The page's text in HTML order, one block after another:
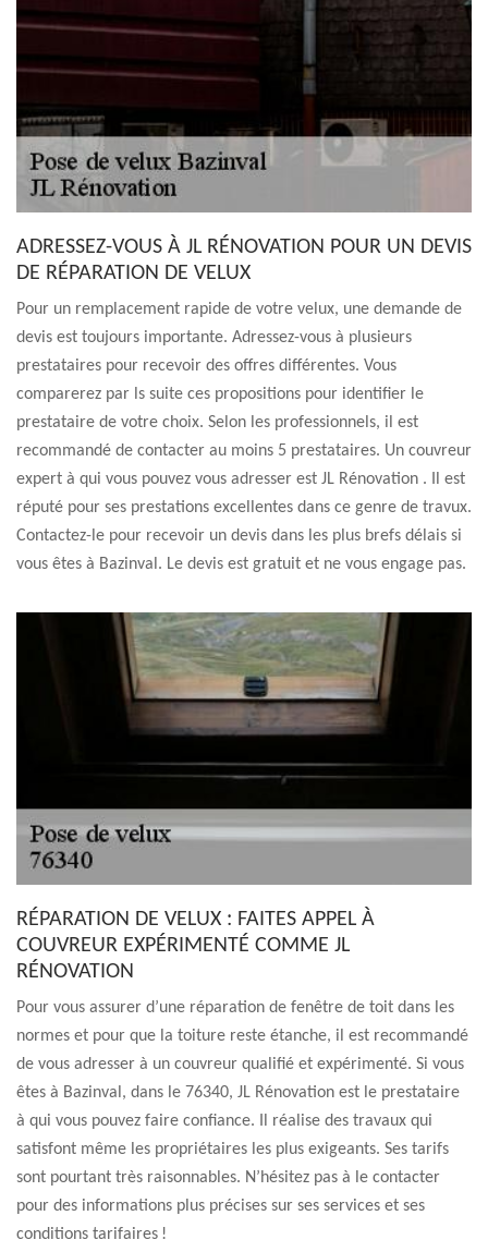
ADRESSEZ-VOUS À JL RÉNOVATION POUR UN DEVIS
DE RÉPARATION DE VELUX
Pour un remplacement rapide de votre velux, une demande de
devis est toujours importante. Adressez-vous à plusieurs
prestataires pour recevoir des offres différentes. Vous
comparerez par ls suite ces propositions pour identifier le
prestataire de votre choix. Selon les professionnels, il est
recommandé de contacter au moins 5 prestataires. Un couvreur
expert à qui vous pouvez vous adresser est JL Rénovation . Il est
réputé pour ses prestations excellentes dans ce genre de travux.
Contactez-le pour recevoir un devis dans les plus brefs délais si
vous êtes à Bazinval. Le devis est gratuit et ne vous engage pas.
RÉPARATION DE VELUX : FAITES APPEL À
COUVREUR EXPÉRIMENTÉ COMME JL
RÉNOVATION
Pour vous assurer d’une réparation de fenêtre de toit dans les
normes et pour que la toiture reste étanche, il est recommandé
de vous adresser à un couvreur qualifié et expérimenté. Si vous
êtes à Bazinval, dans le 76340, JL Rénovation est le prestataire
à qui vous pouvez faire confiance. Il réalise des travaux qui
satisfont même les propriétaires les plus exigeants. Ses tarifs
sont pourtant très raisonnables. N’hésitez pas à le contacter
pour des informations plus précises sur ses services et ses
conditions tarifaires !